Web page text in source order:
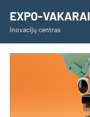
content
EXPO-VAKARAI
Inovacijų centras